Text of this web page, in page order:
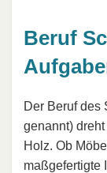
Beruf
Der Beruf des
genannt)
Holz. Ob
maßgefertigte